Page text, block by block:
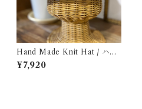
Hand Made Knit Hat / ハン
ドメイド ニット ハット
¥7,920